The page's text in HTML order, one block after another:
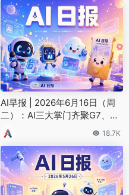
AI早报 | 2026年6月16日（周
二）：AI三大掌门齐聚G7、Ch
atGPT月活突破10亿
18.7K